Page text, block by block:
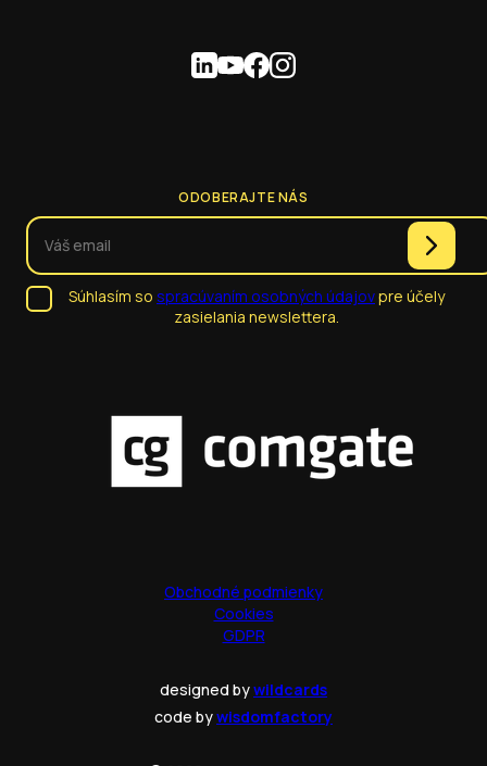
ODOBERAJTE NÁS
Súhlasím so spracúvaním osobných údajovpre účely
zasielania newslettera.
Obchodné podmienky
Cookies
GDPR
designed bywildcards
code bywisdomfactory